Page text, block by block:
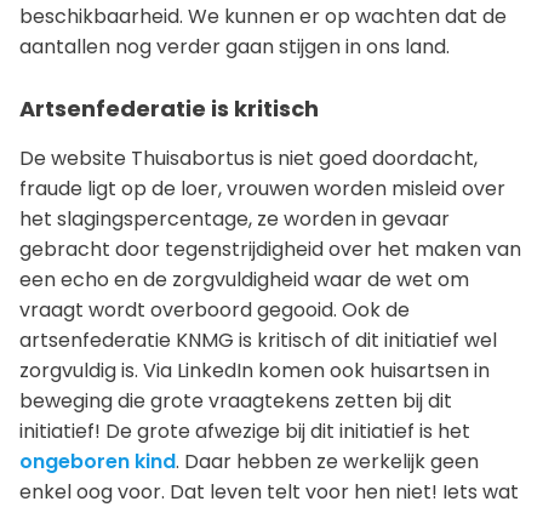
beschikbaarheid. We kunnen er op wachten dat de
aantallen nog verder gaan stijgen in ons land.
Artsenfederatie is kritisch
De website Thuisabortus is niet goed doordacht,
fraude ligt op de loer, vrouwen worden misleid over
het slagingspercentage, ze worden in gevaar
gebracht door tegenstrijdigheid over het maken van
een echo en de zorgvuldigheid waar de wet om
vraagt wordt overboord gegooid. Ook de
artsenfederatie KNMG is kritisch of dit initiatief wel
zorgvuldig is. Via LinkedIn komen ook huisartsen in
beweging die grote vraagtekens zetten bij dit
initiatief! De grote afwezige bij dit initiatief is het
ongeboren kind. Daar hebben ze werkelijk geen
enkel oog voor. Dat leven telt voor hen niet! Iets wat